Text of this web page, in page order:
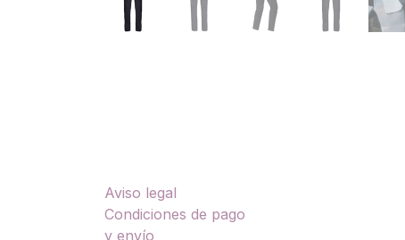
Aviso legal
Condiciones de pago
y envío
TU